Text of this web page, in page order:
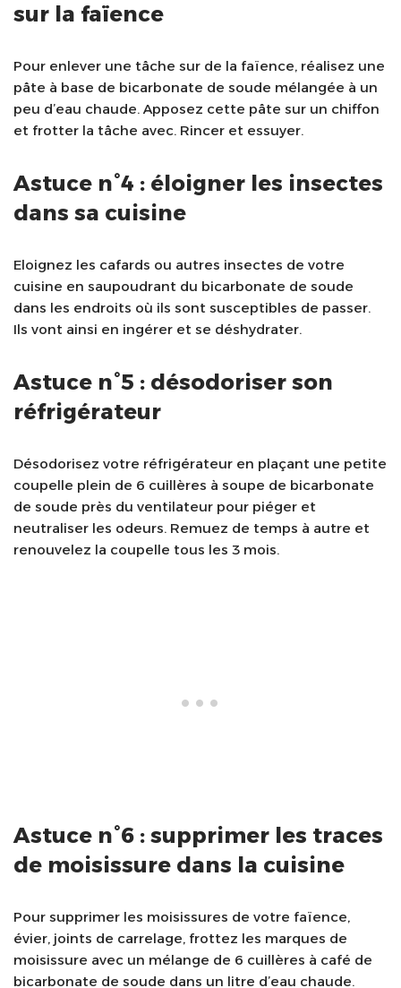
sur la faïence
Pour enlever une tâche sur de la faïence, réalisez une
pâte à base de bicarbonate de soude mélangée à un
peu d’eau chaude. Apposez cette pâte sur un chiffon
et frotter la tâche avec. Rincer et essuyer.
Astuce n°4 : éloigner les insectes
dans sa cuisine
Eloignez les cafards ou autres insectes de votre
cuisine en saupoudrant du bicarbonate de soude
dans les endroits où ils sont susceptibles de passer.
Ils vont ainsi en ingérer et se déshydrater.
Astuce n°5 : désodoriser son
réfrigérateur
Désodorisez votre réfrigérateur en plaçant une petite
coupelle plein de 6 cuillères à soupe de bicarbonate
de soude près du ventilateur pour piéger et
neutraliser les odeurs. Remuez de temps à autre et
renouvelez la coupelle tous les 3 mois.
Astuce n°6 : supprimer les traces
de moisissure dans la cuisine
Pour supprimer les moisissures de votre faïence,
évier, joints de carrelage, frottez les marques de
moisissure avec un mélange de 6 cuillères à café de
bicarbonate de soude dans un litre d’eau chaude.